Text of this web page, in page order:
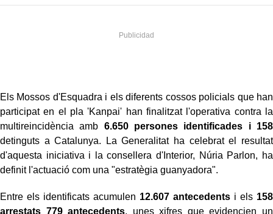
Els Mossos d'Esquadra i els diferents cossos policials que han
participat en el pla 'Kanpai' han finalitzat l'operativa contra la
multireincidència amb 6.650 persones identificades i 158
detinguts a Catalunya. La Generalitat ha celebrat el resultat
d'aquesta iniciativa i la consellera d'Interior, Núria Parlon, ha
definit l'actuació com una "estratègia guanyadora".
Entre els identificats acumulen 12.607 antecedentsi els 158
arrestats 779 antecedents, unes xifres que evidencien un